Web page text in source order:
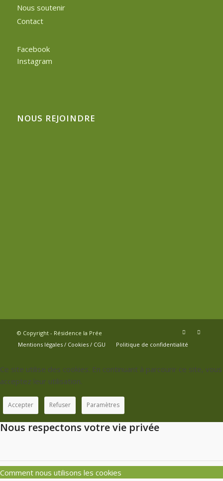
Nous soutenir
Contact
Facebook
Instagram
NOUS REJOINDRE
© Copyright - Résidence la Prée
Mentions légales / Cookies / CGU
Politique de confidentialité
Ce site utilise des cookies. En continuant à parcourir ce site, vous
acceptez leur utilisation.
Accepter Refuser Paramètres
Nous respectons votre vie privée
Comment nous utilisons les cookies